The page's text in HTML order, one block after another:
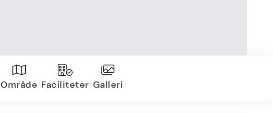
Område Faciliteter Galleri